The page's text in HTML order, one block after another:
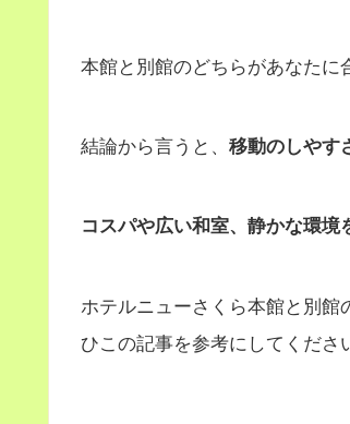
本館と別館のどちらがあなたに
結論から言うと、 移動のしやす
コスパや広い和室、静かな環境
ホテルニューさくら本館と別
ひこの記事を参考にしてくださ